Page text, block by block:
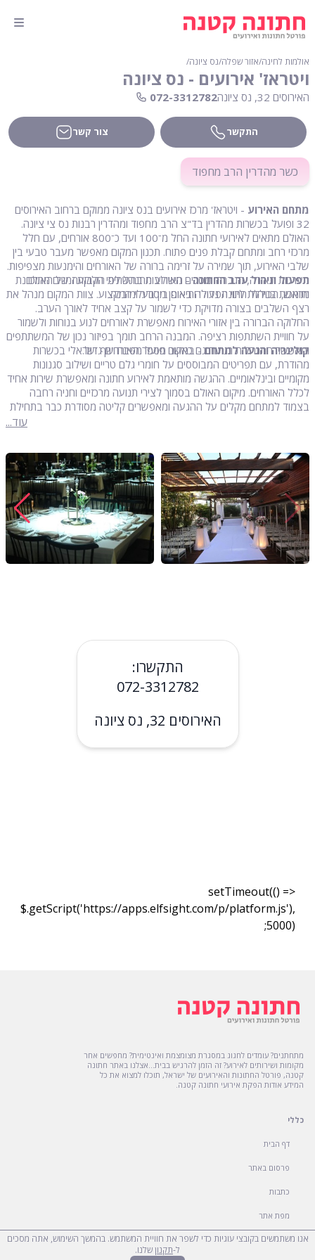
אולמות לחינה∕אזור שפלה∕נס ציונה∕
ויטראז' אירועים - נס ציונה
האירוסים 32, נס ציונה 072-3312782
התקשר צור קשר
כשר מהדרין הרב מחפוד
מתחם האירוע - ויטראז' מרכז אירועים בנס ציונה ממוקם ברחוב האירוסים
32 ופועל בכשרות מהדרין בד"צ הרב מחפוד ומהדרין רבנות נס צי ציונה.
האולם מתאים לאירועי חתונה החל מ־100 ועד כ־800 אורחים, עם חלל
מרכזי רחב ומתחם קבלת פנים פתוח. תכנון המקום מאפשר מעבר טבעי בין
שלבי האירוע, תוך שמירה על זרימה ברורה של האורחים והימנעות מצפיפות.
מערכות תאורה, הגברה ומסכים משולבות בתשתית הקבועה של האולם
ותומכות בניהול חתונה גדולה באופן מסודר ומובנה.
תפעול וניהול ערב החתונה- האירוע מתנהל לפי חלוקת זמנים מתוכננת
מראש, הכוללת ליווי תפעולי ותיאום בין בעלי המקצוע. צוות המקום מנהל את
רצף השלבים בצורה מדויקת כדי לשמור על קצב אחיד לאורך הערב.
החלוקה הברורה בין אזורי האירוח מאפשרת לאורחים לנוע בנוחות ולשמור
על חוויית השתתפות רציפה. המבנה הרחב תומך בפיזור נכון של המשתתפים
ומאפשר התנהלות רגועה גם כאשר מספר האורחים גדול.
קולינריה והגעה למתחם- במקום פועל מטבח שף ישראלי בכשרות
מהודרת, עם תפריטים המבוססים על חומרי גלם טריים ושילוב סגנונות
מקומיים ובינלאומיים. ההגשה מותאמת לאירוע חתונה ומאפשרת שירות אחיד
לכלל האורחים. מיקום האולם בסמוך לצירי תנועה מרכזיים וחניה רחבה
בצמוד למתחם מקלים על ההגעה ומאפשרים קליטה מסודרת כבר בתחילת
עוד...
התקשרו:
072-3312782
האירוסים 32, נס ציונה
setTimeout(() =>
$.getScript('https://apps.elfsight.com/p/platform.js'),
מקומות ושירותים לאירוע? זה הזמן להרגיש בבית...אצלנו באתר חתונה
המידע אודות הפקת אירועי חתונה קטנה.
אנו משתמשים בקובצי עוגיות כדי לשפר את חוויית המשתמש. בהמשך השימוש, אתה מסכים
ל-תקנוןשלנו.